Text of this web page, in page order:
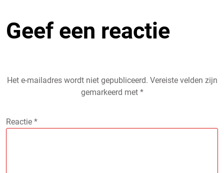
Geef een reactie
Het e-mailadres wordt niet gepubliceerd. Vereiste velden zijn
gemarkeerd met *
Reactie *